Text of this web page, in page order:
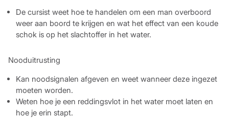
De cursist weet hoe te handelen om een man overboord
weer aan boord te krijgen en wat het effect van een koude
schok is op het slachtoffer in het water.
Nooduitrusting
Kan noodsignalen afgeven en weet wanneer deze ingezet
moeten worden.
Weten hoe je een reddingsvlot in het water moet laten en
hoe je erin stapt.